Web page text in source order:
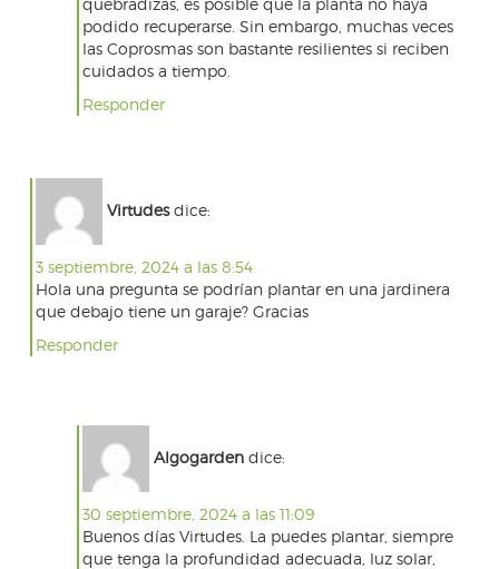
quebradizas, es posible que la planta no haya
podido recuperarse. Sin embargo, muchas veces
las Coprosmas son bastante resilientes si reciben
cuidados a tiempo.
Responder
Virtudes dice:
3 septiembre, 2024 a las 8:54
Hola una pregunta se podrían plantar en una jardinera
que debajo tiene un garaje? Gracias
Responder
Algogarden dice:
30 septiembre, 2024 a las 11:09
Buenos días Virtudes. La puedes plantar, siempre
que tenga la profundidad adecuada, luz solar,